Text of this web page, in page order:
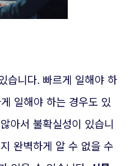
습니다. 빠르게 일해야 하
일해야 하는 경우도 있
아서 불확실성이 있습니
완벽하게 알 수 없을 수